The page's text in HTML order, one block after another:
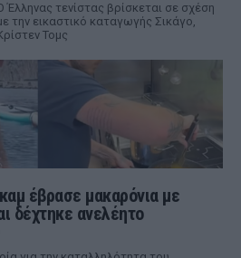
Έλληνας τενίστας βρίσκεται σε σχέση
την εικαστικό καταγωγής Σικάγο,
Τομς
έβρασε μακαρόνια με
δέχτηκε ανελέητο